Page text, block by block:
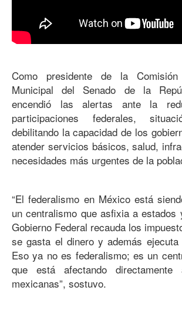
Como presidente de la
Municipal del Senado de la
encendió las alertas ante la
participaciones federales,
debilitando la capacidad de los
atender servicios básicos, salud,
necesidades más urgentes de la
“El federalismo en México está
un centralismo que asfixia a estados
Gobierno Federal recauda los
se gasta el dinero y además ejecuta
Eso ya no es federalismo; es un
que está afectando
mexicanas”, sostuvo.